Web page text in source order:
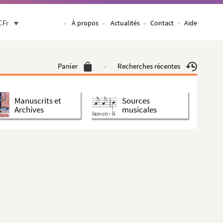
À propos Actualités Contact Aide
Panier Recherches récentes
Manuscrits et
Archives
Sources
musicales